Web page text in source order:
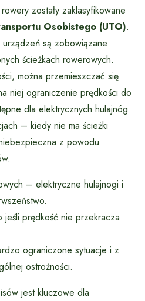
zostały zaklasyfikowane
Osobistego (UTO).
są zobowiązane
ścieżkach rowerowych.
można przemieszczać się
niej ograniczenie prędkości do
dla elektrycznych hulajnóg
– kiedy nie ma ścieżki
z powodu
– elektryczne hulajnogi i
prędkość nie przekracza
ograniczone sytuacje i z
ostrożności.
jest kluczowe dla